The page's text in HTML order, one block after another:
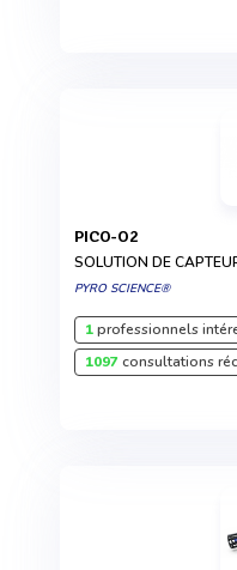
PICO-O2
SOLUTION DE
PYRO SCIENCE®
1professionnels
1097consultations